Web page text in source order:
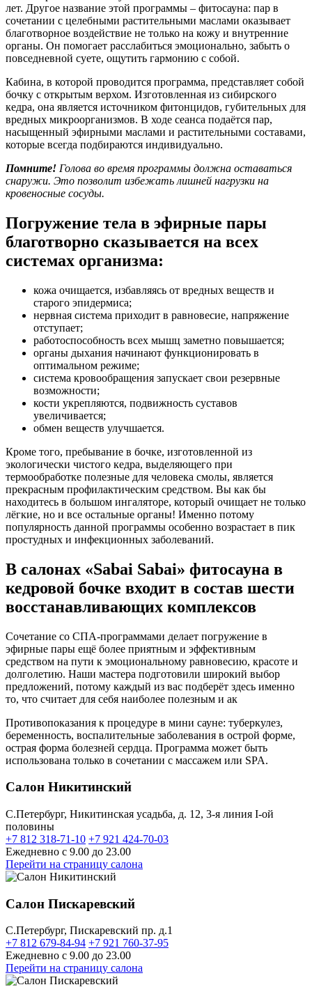
лет. Другое название этой программы – фитосауна: пар в
сочетании с целебными растительными маслами оказывает
благотворное воздействие не только на кожу и внутренние
органы. Он помогает расслабиться эмоционально, забыть о
повседневной суете, ощутить гармонию с собой.
Кабина, в которой проводится программа, представляет собой
бочку с открытым верхом. Изготовленная из сибирского
кедра, она является источником фитонцидов, губительных для
вредных микроорганизмов. В ходе сеанса подаётся пар,
насыщенный эфирными маслами и растительными составами,
которые всегда подбираются индивидуально.
Помните! Голова во время программы должна оставаться
снаружи. Это позволит избежать лишней нагрузки на
кровеносные сосуды.
Погружение тела в эфирные пары
благотворно сказывается на всех
системах организма:
кожа очищается, избавляясь от вредных веществ и
старого эпидермиса;
нервная система приходит в равновесие, напряжение
отступает;
работоспособность всех мышц заметно повышается;
органы дыхания начинают функционировать в
оптимальном режиме;
система кровообращения запускает свои резервные
возможности;
кости укрепляются, подвижность суставов
увеличивается;
обмен веществ улучшается.
Кроме того, пребывание в бочке, изготовленной из
экологически чистого кедра, выделяющего при
термообработке полезные для человека смолы, является
прекрасным профилактическим средством. Вы как бы
находитесь в большом ингаляторе, который очищает не только
лёгкие, но и все остальные органы! Именно потому
популярность данной программы особенно возрастает в пик
простудных и инфекционных заболеваний.
В салонах «Sabai Sabai» фитосауна в
кедровой бочке входит в состав шести
восстанавливающих комплексов
Сочетание со СПА-программами делает погружение в
эфирные пары ещё более приятным и эффективным
средством на пути к эмоциональному равновесию, красоте и
долголетию. Наши мастера подготовили широкий выбор
предложений, потому каждый из вас подберёт здесь именно
то, что считает для себя наиболее полезным и ак
Противопоказания к процедуре в мини сауне: туберкулез,
беременность, воспалительные заболевания в острой форме,
острая форма болезней сердца. Программа может быть
использована только в сочетании с массажем или SPA.
Салон Никитинский
C.Петербург, Никитинская усадьба, д. 12, 3-я линия I-ой
половины
+7 812 318-71-10 +7 921 424-70-03
Ежедневно с 9.00 до 23.00
Перейти на страницу салона
Салон Пискаревский
C.Петербург, Пискаревский пр. д.1
+7 812 679-84-94 +7 921 760-37-95
Ежедневно с 9.00 до 23.00
Перейти на страницу салона